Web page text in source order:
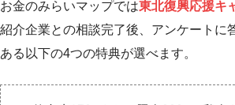
お金のみらいマップでは東北復興応援キ
紹介企業との相談完了後、アンケートに
ある以下の4つの特典が選べます。